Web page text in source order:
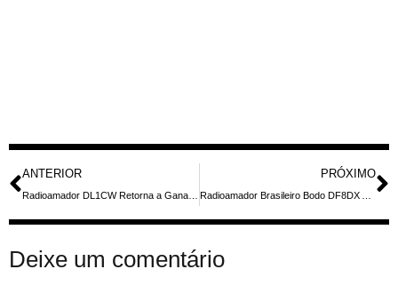
ANTERIOR PRÓXIMO
Deixe um comentário